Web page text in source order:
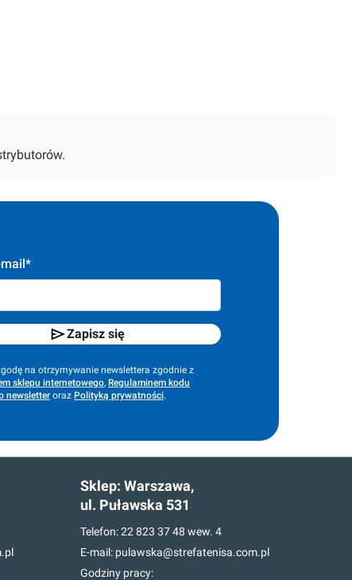
Zapisz się
na otrzymywanie newslettera zgodnie z
sklepu internetowego, Regulaminem kodu
newsletter oraz Polityką prywatności.
Sklep: Warszawa,
ul. Puławska 531
Telefon:22 823 37 48 wew. 4
E-mail: pulawska@strefatenisa.com.pl
Godziny pracy: